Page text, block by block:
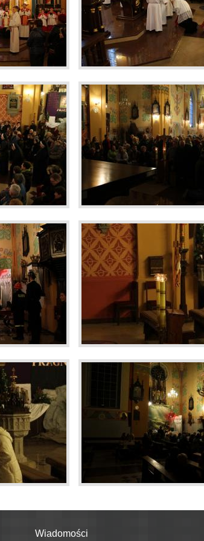
Wiadomości